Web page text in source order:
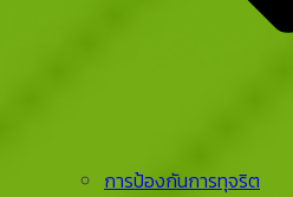
การป้องกันการทุจริต